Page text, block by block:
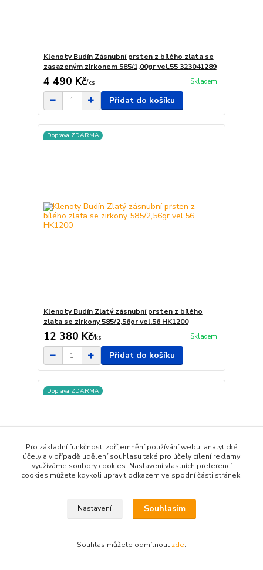
Klenoty Budín Zásnubní prsten z bílého zlata se
zasazeným zirkonem 585/1,00gr vel.55 323041289
4 490 Kč/ks Skladem
Přidat do košíku
Doprava ZDARMA
Klenoty Budín Zlatý zásnubní prsten z bílého
zlata se zirkony 585/2,56gr vel.56 HK1200
12 380 Kč/ks Skladem
Přidat do košíku
Doprava ZDARMA
Pro základní funkčnost, zpříjemnění používání webu, analytické
účely a v případě udělení souhlasu také pro účely cílení reklamy
využíváme soubory cookies. Nastavení vlastních preferencí
cookies můžete kdykoli upravit odkazem ve spodní části stránek.
Nastavení Souhlasím
Souhlas můžete odmítnout zde.